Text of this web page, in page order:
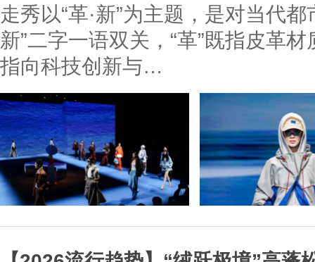
走秀以“革·新”为主题，是对当代
新”二字一语双关，“革”既指皮革
指向科技创新与…